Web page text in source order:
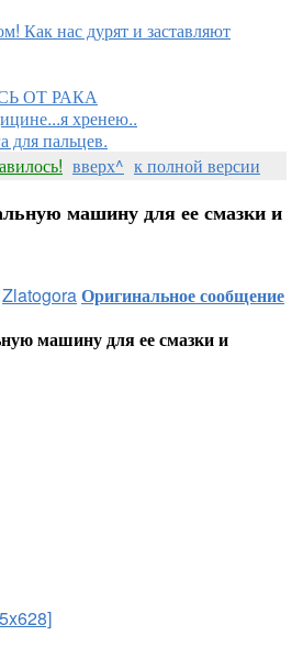
Как нас дурят и заставляют
ОТ РАКА
хренею..
для пальцев.
вверх^ к полной версии
машину для ее смазки и
ZlatogoraОригинальное сообщение
машину для ее смазки и